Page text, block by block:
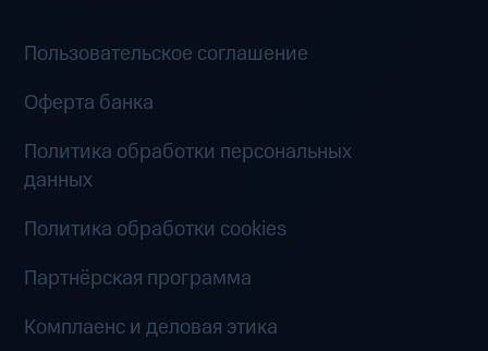
Пользовательское соглашение
Оферта банка
Политика обработки персональных
данных
Политика обработки cookies
Партнёрская программа
Комплаенс и деловая этика